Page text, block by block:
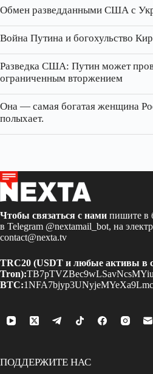
Обмен разведданными США с
Война Путина и богохульство
Разведка США: Путин может
ограниченным вторжением
Она — самая богатая женщина
полыхает.
Чтобы связаться с нами пишите в
в Telegram @nextamail_bot, на
contact@nexta.tv
TRC20 (USDT и любые активы в
Tron):
BTC:
ПОДДЕРЖИТЕ НАС